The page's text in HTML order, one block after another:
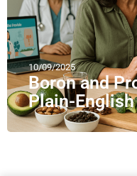
10/09/2025
Boron and
Plain-English